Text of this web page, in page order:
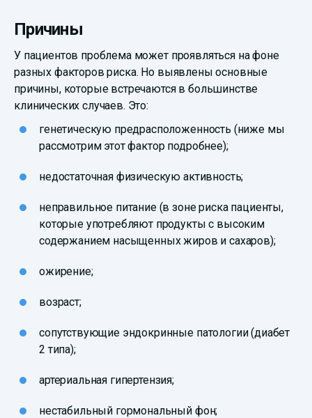
Причины
У пациентов проблема может проявляться на фоне
разных факторов риска. Но выявлены основные
причины, которые встречаются в большинстве
клинических случаев. Это:
генетическую предрасположенность (ниже мы
рассмотрим этот фактор подробнее);
недостаточная физическую активность;
неправильное питание (в зоне риска пациенты,
которые употребляют продукты с высоким
содержанием насыщенных жиров и сахаров);
ожирение;
возраст;
сопутствующие эндокринные патологии (диабет
2 типа);
артериальная гипертензия;
нестабильный гормональный фон;